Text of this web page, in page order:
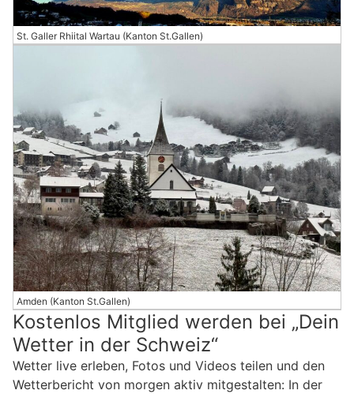
St. Galler Rhiital Wartau (Kanton St.Gallen)
Amden (Kanton St.Gallen)
Kostenlos Mitglied werden bei „Dein
Wetter in der Schweiz“
Wetter live erleben, Fotos und Videos teilen und den
Wetterbericht von morgen aktiv mitgestalten: In der